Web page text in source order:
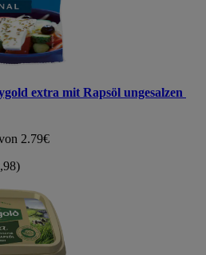
extra mit Rapsöl ungesalzen
2.79€